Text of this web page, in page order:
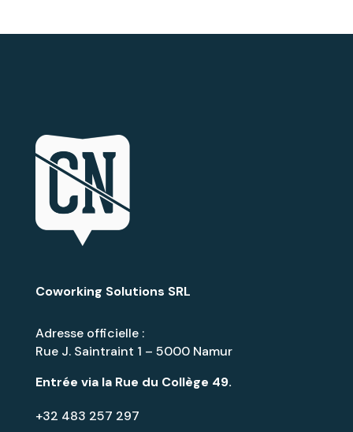
Coworking Solutions SRL
Adresse officielle :
Rue J. Saintraint 1 – 5000 Namur
Entrée via la Rue du Collège 49.
+32 483 257 297